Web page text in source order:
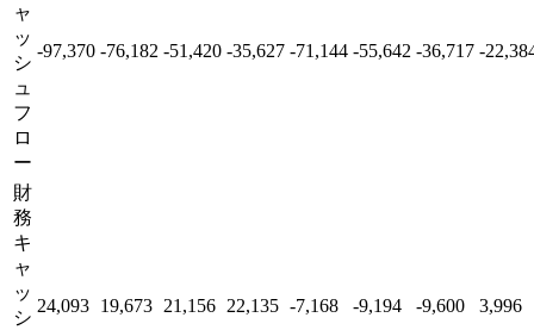
ャ
ッ
シ
ュ
フ
ロ
ー
-97,370 -76,182 -51,420 -35,627 -71,144 -55,642 -36,717 -
財
務
キ
ャ
ッ
シ
24,093 19,673 21,156 22,135 -7,168 -9,194 -9,600 3,996